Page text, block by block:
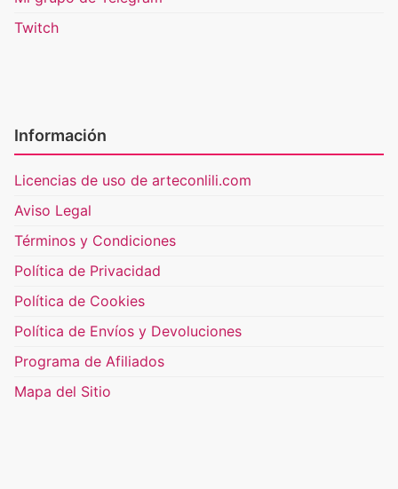
Twitch
Información
Licencias de uso de arteconlili.com
Aviso Legal
Términos y Condiciones
Política de Privacidad
Política de Cookies
Política de Envíos y Devoluciones
Programa de Afiliados
Mapa del Sitio